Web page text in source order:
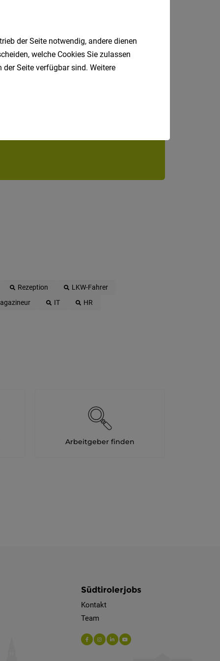
Mail.
Rezeption
LKW-Fahrer
IT
HR
Arbeitgeber finden
Südtirolerjobs
Kontakt
Team
der Seite notwendig, andere dienen
welche Cookies Sie zulassen
Seite verfügbar sind. Weitere